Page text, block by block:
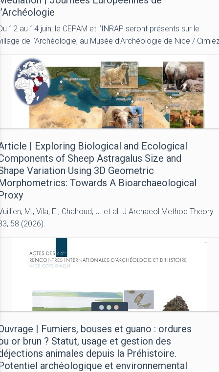
12 au 14 juin, le CEPAM et l’INRAP seront présents sur le
de l’Archéologie, au Musée d’Archéologie de Nice /
| Exploring Biological and Ecological
of Sheep Astragalus Size and
Variation Using 3D Geometric
Towards A Bioarchaeological
M., Vila, E., Chahoud, J. et al. J Archaeol Method Theory
58 (2026).
| Fumiers, bouses et guano : ordures
or brun ? Statut, usage et gestion des
animales depuis la Préhistoire.
archéologique et environnemental